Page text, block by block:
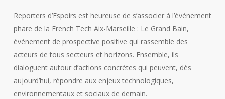
Reporters d’Espoirs est heureuse de s’associer à l’événement
phare de la French Tech Aix-Marseille : Le Grand Bain,
événement de prospective positive qui rassemble des
acteurs de tous secteurs et horizons. Ensemble, ils
dialoguent autour d’actions concrètes qui peuvent, dès
aujourd’hui, répondre aux enjeux technologiques,
environnementaux et sociaux de demain.